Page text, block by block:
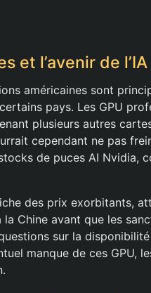
et l’avenir de
américaines sont
pays. Les GPU
plusieurs autres
cependant ne pas
de puces AI Nvidia,
des prix exorbitants,
la Chine avant que les
sur la
manque de ces GPU,